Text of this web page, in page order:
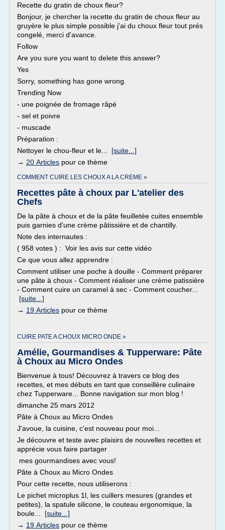
Recette du gratin de choux fleur?
Bonjour, je chercher la recette du gratin de choux fleur au
gruyère le plus simple possible j'ai du choux fleur tout prés
congelé, merci d'avance.
Follow
Are you sure you want to delete this answer?
Yes
Sorry, something has gone wrong.
Trending Now
- une poignée de fromage râpé
- sel et poivre
- muscade
Préparation :
Nettoyer le chou-fleur et le... [suite...]
→ 20 Articles pour ce thème
COMMENT CUIRE LES CHOUX A LA CREME »
Recettes pâte à choux par L'atelier des
Chefs
De la pâte à choux et de la pâte feuilletée cuites ensemble
puis garnies d'une crème pâtissière et de chantilly.
Note des internautes :
( 958 votes ) : Voir les avis sur cette vidéo
Ce que vous allez apprendre :
Comment utiliser une poche à douille - Comment préparer
une pâte à choux - Comment réaliser une crème patissière
- Comment cuire un caramel à sec - Comment coucher...
[suite...]
→ 19 Articles pour ce thème
CUIRE PATE A CHOUX MICRO ONDE »
Amélie, Gourmandises & Tupperware: Pâte
à Choux au Micro Ondes
Bienvenue à tous! Découvrez à travers ce blog des
recettes, et mes débuts en tant que conseillère culinaire
chez Tupperware... Bonne navigation sur mon blog !
dimanche 25 mars 2012
Pâte à Choux au Micro Ondes
J'avoue, la cuisine, c'est nouveau pour moi...
Je découvre et teste avec plaisirs de nouvelles recettes et
apprécie vous faire partager
mes gourmandises avec vous!
Pâte à Choux au Micro Ondes
Pour cette recette, nous utiliserons :
Le pichet microplus 1l, les cuillers mesures (grandes et
petites), la spatule silicone, le couteau ergonomique, la
boule... [suite...]
→ 19 Articles pour ce thème